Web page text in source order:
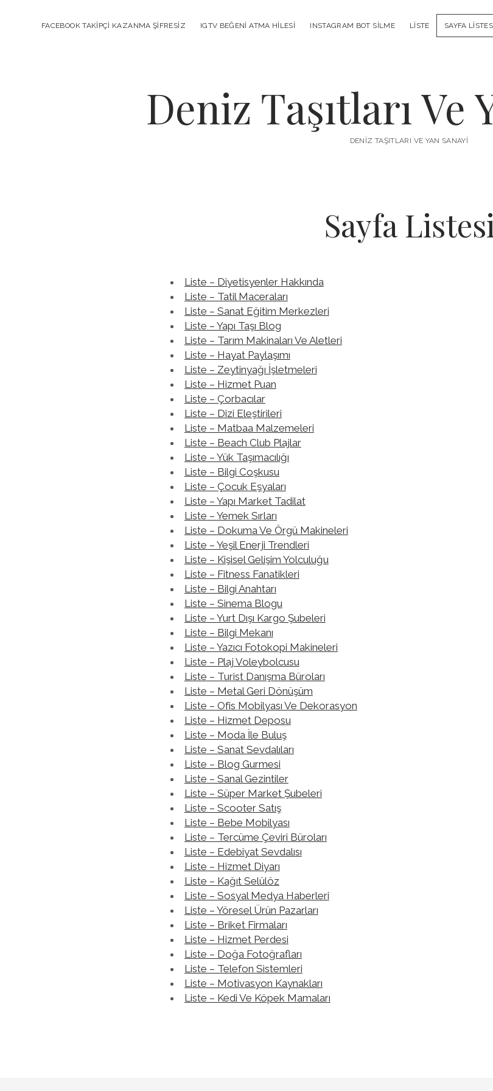
FACEBOOK TAKIPÇI KAZANMA ŞIFRESIZ IGTV BEĞENI ATMA HILESI INSTAGRAM BOT SILME LISTE SAYFA
Deniz Taşıtları Ve
DENIZ TAŞITLARI VE YAN SANAYI
Sayfa Listesi
Liste – Diyetisyenler Hakkında
Liste – Tatil Maceraları
Liste – Sanat Eğitim Merkezleri
Liste – Yapı Taşı Blog
Liste – Tarım Makinaları Ve Aletleri
Liste – Hayat Paylaşımı
Liste – Zeytinyağı İşletmeleri
Liste – Hizmet Puan
Liste – Çorbacılar
Liste – Dizi Eleştirileri
Liste – Matbaa Malzemeleri
Liste – Beach Club Plajlar
Liste – Yük Taşımacılığı
Liste – Bilgi Coşkusu
Liste – Çocuk Eşyaları
Liste – Yapı Market Tadilat
Liste – Yemek Sırları
Liste – Dokuma Ve Örgü Makineleri
Liste – Yeşil Enerji Trendleri
Liste – Kişisel Gelişim Yolculuğu
Liste – Fitness Fanatikleri
Liste – Bilgi Anahtarı
Liste – Sinema Blogu
Liste – Yurt Dışı Kargo Şubeleri
Liste – Bilgi Mekanı
Liste – Yazıcı Fotokopi Makineleri
Liste – Plaj Voleybolcusu
Liste – Turist Danışma Büroları
Liste – Metal Geri Dönüşüm
Liste – Ofis Mobilyası Ve Dekorasyon
Liste – Hizmet Deposu
Liste – Moda İle Buluş
Liste – Sanat Sevdalıları
Liste – Blog Gurmesi
Liste – Sanal Gezintiler
Liste – Süper Market Şubeleri
Liste – Scooter Satış
Liste – Bebe Mobilyası
Liste – Tercüme Çeviri Büroları
Liste – Edebiyat Sevdalısı
Liste – Hizmet Diyarı
Liste – Kağıt Selülöz
Liste – Sosyal Medya Haberleri
Liste – Yöresel Ürün Pazarları
Liste – Briket Firmaları
Liste – Hizmet Perdesi
Liste – Doğa Fotoğrafları
Liste – Telefon Sistemleri
Liste – Motivasyon Kaynakları
Liste – Kedi Ve Köpek Mamaları